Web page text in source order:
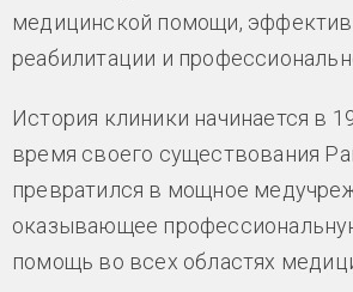
медицинской помощи,
реабилитации и
История клиники начинается в
время своего существования
превратился в мощное
оказывающее
помощь во всех областях